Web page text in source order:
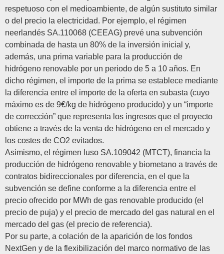
respetuoso con el medioambiente, de algún sustituto similar
o del precio la electricidad. Por ejemplo, el régimen
neerlandés SA.110068 (CEEAG) prevé una subvención
combinada de hasta un 80% de la inversión inicial y,
además, una prima variable para la producción de
hidrógeno renovable por un periodo de 5 a 10 años. En
dicho régimen, el importe de la prima se establece mediante
la diferencia entre el importe de la oferta en subasta (cuyo
máximo es de 9€/kg de hidrógeno producido) y un “importe
de corrección” que representa los ingresos que el proyecto
obtiene a través de la venta de hidrógeno en el mercado y
los costes de CO2 evitados.
Asimismo, el régimen luso SA.109042 (MTCT), financia la
producción de hidrógeno renovable y biometano a través de
contratos bidireccionales por diferencia, en el que la
subvención se define conforme a la diferencia entre el
precio ofrecido por MWh de gas renovable producido (el
precio de puja) y el precio de mercado del gas natural en el
mercado del gas (el precio de referencia).
Por su parte, a colación de la aparición de los fondos
NextGen y de la flexibilización del marco normativo de las